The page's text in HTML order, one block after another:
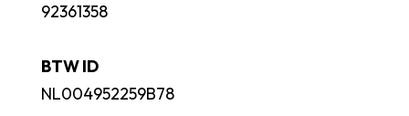
92361358
BTW ID
NL004952259B78